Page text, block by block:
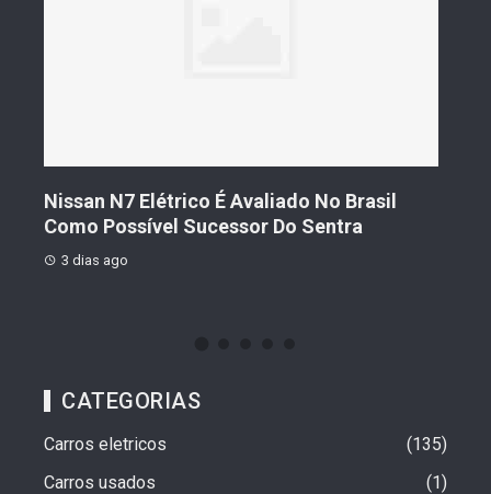
Nissan N7 Elétrico É Avaliado No Brasil
Como Possível Sucessor Do Sentra
3 dias ago
CATEGORIAS
Carros eletricos
135
Carros usados
1